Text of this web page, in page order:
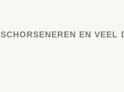
SCHORSENEREN EN VEEL